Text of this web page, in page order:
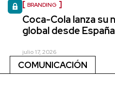
BRANDING
Coca-Cola lanza su
global desde España
julio 17, 2026
COMUNICACIÓN